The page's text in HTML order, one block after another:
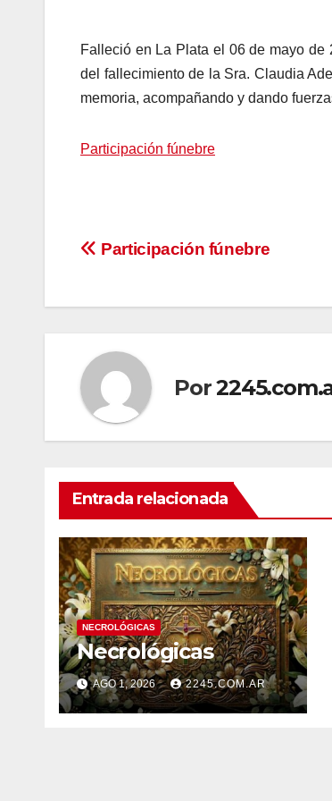
Falleció en La Plata el 06 de mayo de
del fallecimiento de la Sra. Claudia
memoria, acompañando y dando
Participación fúnebre
Navegación
Participación fúnebre
Por
Entrada relacionada
NECROLÓGICAS
Necrológicas
AGO 1, 2026 2245.COM.AR